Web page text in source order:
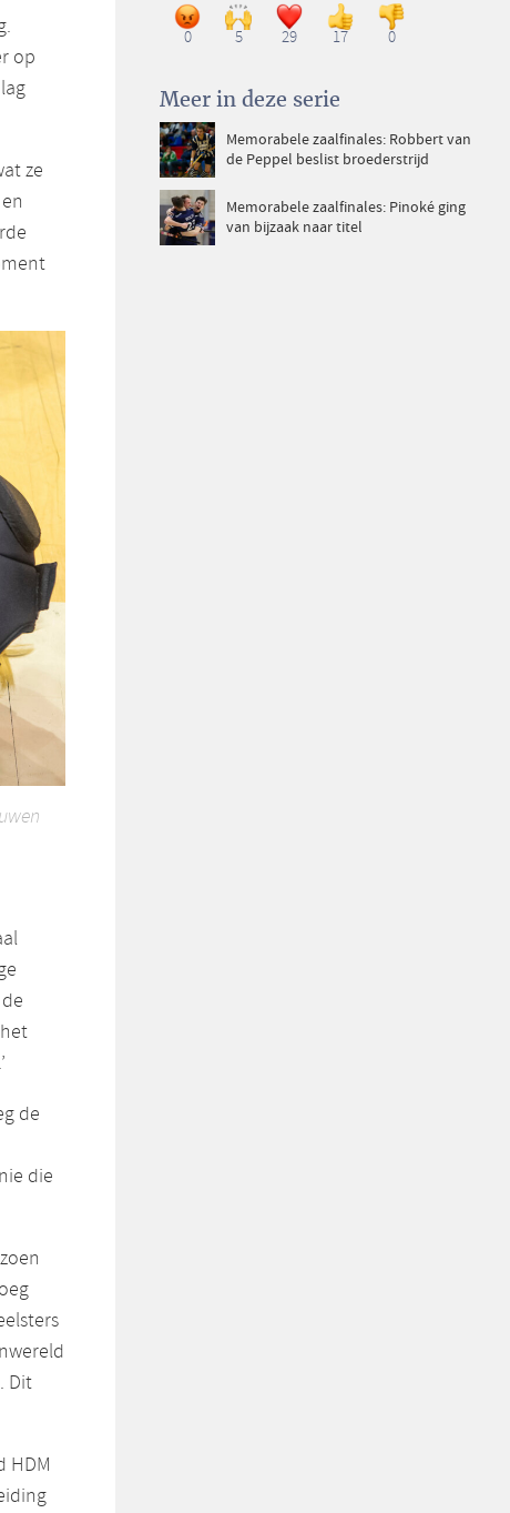
op
ze
de
die
Dit
HDM
0 5 29 17 0
Meer in deze serie
Memorabele zaalfinales: Robbert van
de Peppel beslist broederstrijd
Memorabele zaalfinales: Pinoké ging
van bijzaak naar titel